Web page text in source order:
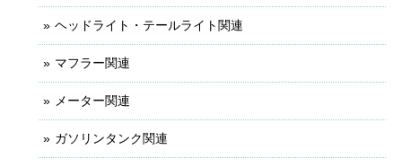
ヘッドライト・テールライト関連
マフラー関連
メーター関連
ガソリンタンク関連